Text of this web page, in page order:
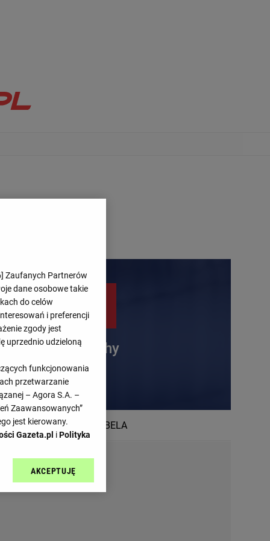
Włochy
TABELA
] Zaufanych Partnerów
dane osobowe takie
do celów
i preferencji
zgody jest
uprzednio udzieloną
funkcjonowania
przetwarzanie
– Agora S.A. –
Zaawansowanych”
jest kierowany.
Gazeta.pl iPolityka
sp. z o.o., jej
AKCEPTUJĘ